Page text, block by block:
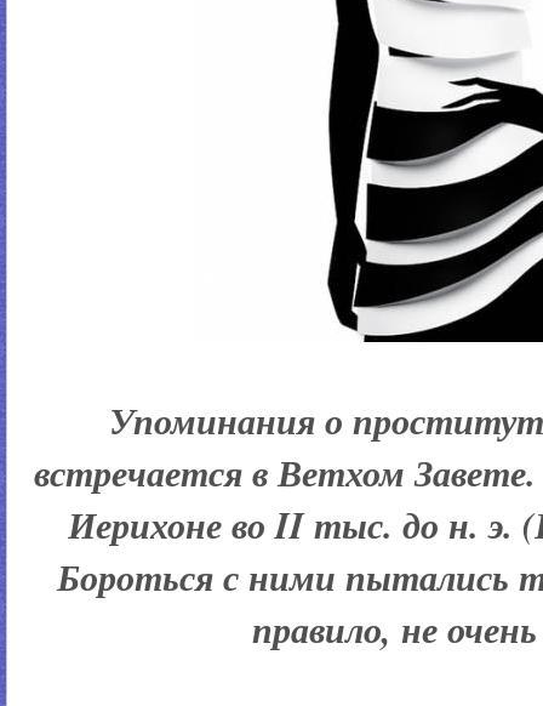
Упоминания о
встречается в Ветхом
Иерихоне во II тыс. до н. э.
Бороться с ними пытались
правило, не